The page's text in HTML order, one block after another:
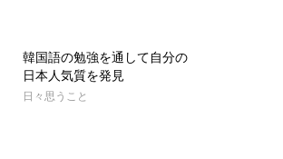
韓国語の勉強を通して自分の
日本人気質を発見
日々思うこと